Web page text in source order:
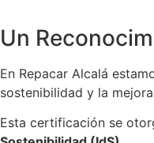
Un
En Repacar Alcalá
sostenibilidad y la
Esta certificación se